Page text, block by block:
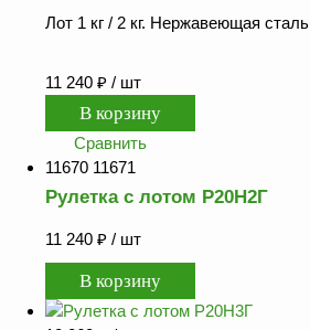
Лот 1 кг / 2 кг. Нержавеющая сталь
11 240 ₽ / шт
Сравнить
11670 11671
Рулетка с лотом Р20Н2Г
11 240 ₽ / шт